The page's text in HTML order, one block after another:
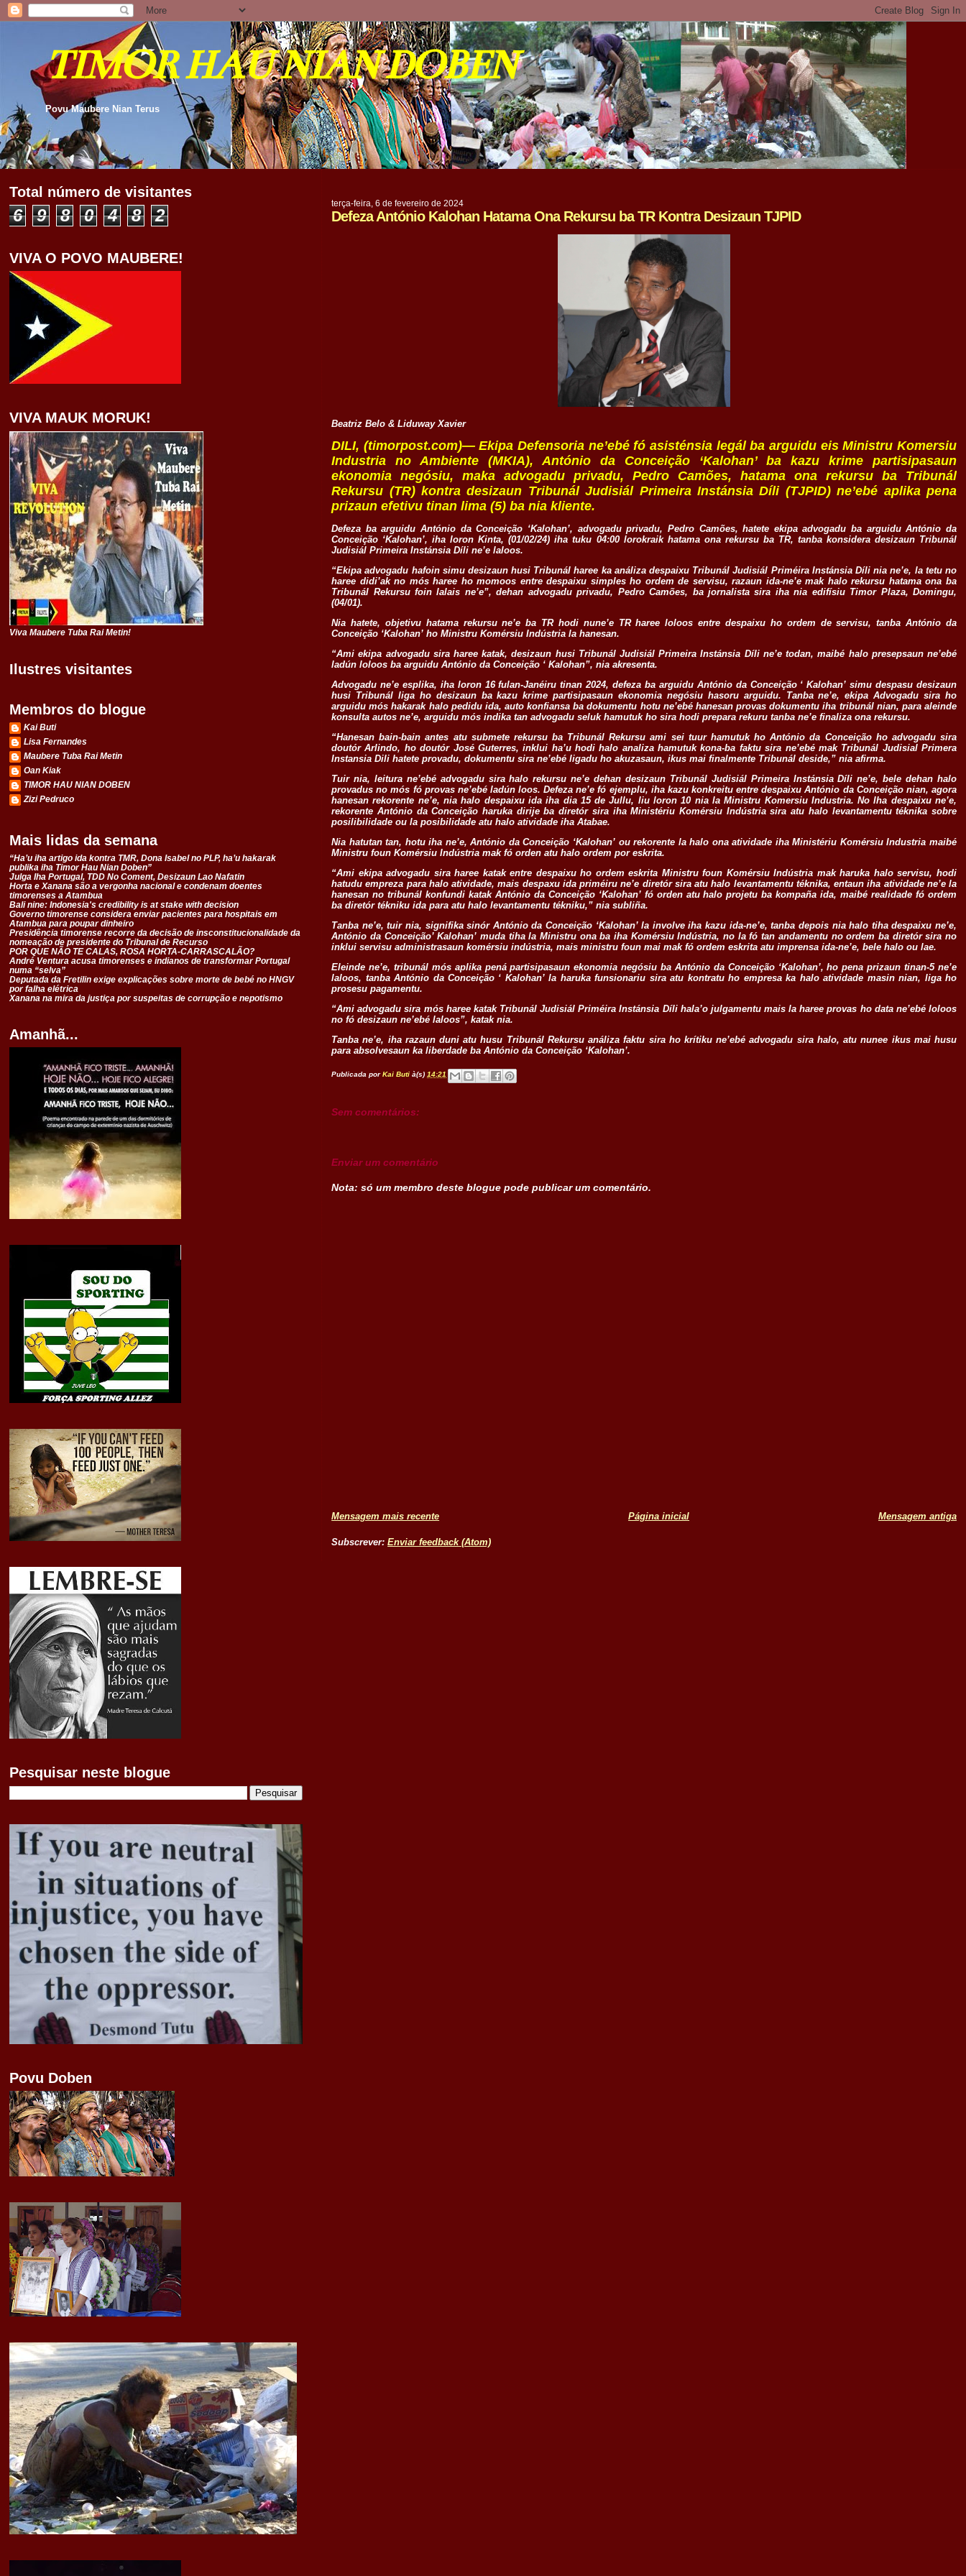
TIMOR HAU NIAN DOBEN
Povu Maubere Nian Terus
terça-feira, 6 de fevereiro de 2024
Defeza António Kalohan Hatama Ona Rekursu ba TR Kontra Desizaun TJPID
Beatriz Belo & Liduway Xavier
DILI, (timorpost.com)— Ekipa Defensoria ne’ebé fó asisténsia legál ba arguidu eis Ministru Komersiu
Industria no Ambiente (MKIA), António da Conceição ‘Kalohan’ ba kazu krime partisipasaun
ekonomia negósiu, maka advogadu privadu, Pedro Camões, hatama ona rekursu ba Tribunál
Rekursu (TR) kontra desizaun Tribunál Judisiál Primeira Instánsia Díli (TJPID) ne’ebé aplika pena
prizaun efetivu tinan lima (5) ba nia kliente.
Defeza ba arguidu António da Conceição ‘Kalohan’, advogadu privadu, Pedro Camões, hatete ekipa advogadu ba arguidu António da
Conceição ‘Kalohan’, iha loron Kinta, (01/02/24) iha tuku 04:00 lorokraik hatama ona rekursu ba TR, tanba konsidera desizaun Tribunál
Judisiál Primeira Instánsia Díli ne’e laloos.
“Ekipa advogadu hafoin simu desizaun husi Tribunál haree ka análiza despaixu Tribunál Judisiál Priméira Instánsia Díli nia ne’e, la tetu no
haree didi’ak no mós haree ho momoos entre despaixu simples ho ordem de servisu, razaun ida-ne’e mak halo rekursu hatama ona ba
Tribunál Rekursu foin lalais ne’e”, dehan advogadu privadu, Pedro Camões, ba jornalista sira iha nia edifísiu Timor Plaza, Domingu,
(04/01).
Nia hatete, objetivu hatama rekursu ne’e ba TR hodi nune’e TR haree loloos entre despaixu ho ordem de servisu, tanba António da
Conceição ‘Kalohan’ ho Ministru Komérsiu Indústria la hanesan.
“Ami ekipa advogadu sira haree katak, desizaun husi Tribunál Judisiál Primeira Instánsia Díli ne’e todan, maibé halo presepsaun ne’ebé
ladún loloos ba arguidu António da Conceição ‘ Kalohan”, nia akresenta.
Advogadu ne’e esplika, iha loron 16 fulan-Janéiru tinan 2024, defeza ba arguidu António da Conceição ‘ Kalohan’ simu despasu desizaun
husi Tribunál liga ho desizaun ba kazu krime partisipasaun ekonomia negósiu hasoru arguidu. Tanba ne’e, ekipa Advogadu sira ho
arguidu mós hakarak halo pedidu ida, auto konfiansa ba dokumentu hotu ne’ebé hanesan provas dokumentu iha tribunál nian, para aleinde
konsulta autos ne’e, arguidu mós indika tan advogadu seluk hamutuk ho sira hodi prepara rekuru tanba ne’e finaliza ona rekursu.
“Hanesan bain-bain antes atu submete rekursu ba Tribunál Rekursu ami sei tuur hamutuk ho António da Conceição ho advogadu sira
doutór Arlindo, ho doutór José Guterres, inklui ha’u hodi halo analiza hamutuk kona-ba faktu sira ne’ebé mak Tribunál Judisial Primera
Instansia Dili hatete provadu, dokumentu sira ne’ebé ligadu ho akuzasaun, ikus mai finalmente Tribunál deside,” nia afirma.
Tuir nia, leitura ne’ebé advogadu sira halo rekursu ne’e dehan desizaun Tribunál Judisiál Primeira Instánsia Díli ne’e, bele dehan halo
provadus no mós fó provas ne’ebé ladún loos. Defeza ne’e fó ejemplu, iha kazu konkreitu entre despaixu António da Conceição nian, agora
hanesan rekorente ne’e, nia halo despaixu ida iha dia 15 de Jullu, liu loron 10 nia la Ministru Komersiu Industria. No Iha despaixu ne’e,
rekorente António da Conceição haruka dirije ba diretór sira iha Ministériu Komérsiu Indústria sira atu halo levantamentu téknika sobre
posilibilidade ou la posibilidade atu halo atividade iha Atabae.
Nia hatutan tan, hotu iha ne’e, António da Conceição ‘Kalohan’ ou rekorente la halo ona atividade iha Ministériu Komérsiu Industria maibé
Ministru foun Komérsiu Indústria mak fó orden atu halo ordem por eskrita.
“Ami ekipa advogadu sira haree katak entre despaixu ho ordem eskrita Ministru foun Komérsiu Indústria mak haruka halo servisu, hodi
hatudu empreza para halo atividade, mais despaxu ida priméiru ne’e diretór sira atu halo levantamentu téknika, entaun iha atividade ne’e la
hanesan no tribunál konfundi katak António da Conceição ‘Kalohan’ fó orden atu halo projetu ba kompaña ida, maibé realidade fó ordem
ba diretór tékniku ida para atu halo levantamentu tékniku,” nia subliña.
Tanba ne’e, tuir nia, signifika sinór António da Conceição ‘Kalohan’ la involve iha kazu ida-ne’e, tanba depois nia halo tiha despaixu ne’e,
António da Conceição’ Kalohan’ muda tiha la Ministru ona ba iha Komérsiu Indústria, no la fó tan andamentu no ordem ba diretór sira no
inklui servisu administrasaun komérsiu indústria, mais ministru foun mai mak fó ordem eskrita atu imprensa ida-ne’e, bele halo ou lae.
Eleinde ne’e, tribunál mós aplika pená partisipasaun ekonomia negósiu ba António da Conceição ‘Kalohan’, ho pena prizaun tinan-5 ne’e
laloos, tanba António da Conceição ‘ Kalohan’ la haruka funsionariu sira atu kontratu ho empresa ka halo atividade masin nian, liga ho
prosesu pagamentu.
“Ami advogadu sira mós haree katak Tribunál Judisiál Priméira Instánsia Díli hala’o julgamentu mais la haree provas ho data ne’ebé loloos
no fó desizaun ne’ebé laloos”, katak nia.
Tanba ne’e, iha razaun duni atu husu Tribunál Rekursu análiza faktu sira ho krítiku ne’ebé advogadu sira halo, atu nunee ikus mai husu
para absolvesaun ka liberdade ba António da Conceição ‘Kalohan’.
Publicada porKai Buti à(s)14:21
Sem comentários:
Enviar um comentário
Nota: só um membro deste blogue pode publicar um comentário.
Mensagem mais recente Mensagem antiga
Página inicial
Subscrever:Enviar feedback (Atom)
Total número de visitantes
6 9 8 0 4 8 2
VIVA O POVO MAUBERE!
VIVA MAUK MORUK!
Viva Maubere Tuba Rai Metin!
Ilustres visitantes
Membros do blogue
Kai Buti
Lisa Fernandes
Maubere Tuba Rai Metin
Oan Kiak
TIMOR HAU NIAN DOBEN
Zizi Pedruco
Mais lidas da semana
“Ha’u iha artigo ida kontra TMR, Dona Isabel no PLP, ha’u hakarak
publika iha Timor Hau Nian Doben”
Julga Iha Portugal, TDD No Coment, Desizaun Lao Nafatin
Horta e Xanana são a vergonha nacional e condenam doentes
timorenses a Atambua
Bali nine: Indonesia's credibility is at stake with decision
Governo timorense considera enviar pacientes para hospitais em
Atambua para poupar dinheiro
Presidência timorense recorre da decisão de insconstitucionalidade da
nomeação de presidente do Tribunal de Recurso
POR QUE NÃO TE CALAS, ROSA HORTA-CARRASCALÃO?
André Ventura acusa timorenses e indianos de transformar Portugal
numa “selva”
Deputada da Fretilin exige explicações sobre morte de bebé no HNGV
por falha elétrica
Xanana na mira da justiça por suspeitas de corrupção e nepotismo
Amanhã...
Pesquisar neste blogue
Povu Doben